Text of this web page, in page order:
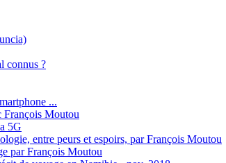
connus ?
...
François Moutou
5G
entre peurs et espoirs, par François Moutou
par François Moutou